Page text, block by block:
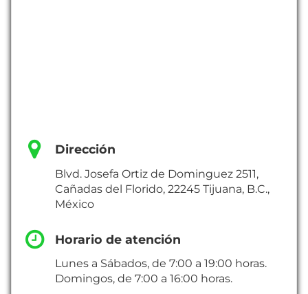
Dirección
Blvd. Josefa Ortiz de Dominguez 2511,
Cañadas del Florido, 22245 Tijuana, B.C.,
México
Horario de atención
Lunes a Sábados, de 7:00 a 19:00 horas.
Domingos, de 7:00 a 16:00 horas.